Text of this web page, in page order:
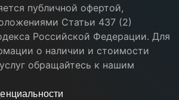
публичной офертой,
Статьи 437 (2)
Российской Федерации. Для
о наличии и стоимости
обращайтесь к нашим